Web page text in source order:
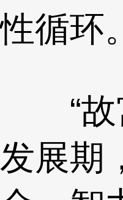
性循环
“故
发展期